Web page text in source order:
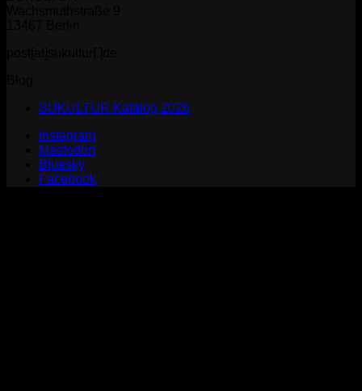
SUKULTUR Katalog 2026
Instagram
Mastodon
Bluesky
Facebook